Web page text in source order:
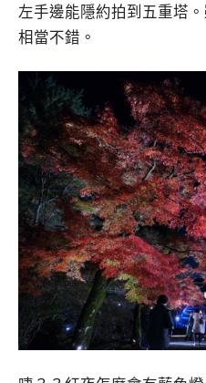
左手邊能隱約拍到五重塔
相當不錯。